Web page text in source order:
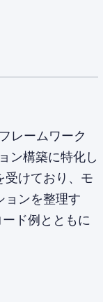
レームワーク
ン構築に特化し
受けており、モ
ョンを整理す
ド例とともに